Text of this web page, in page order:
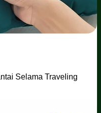
Selama Traveling